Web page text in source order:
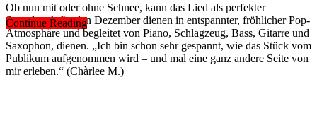
Ob nun mit oder ohne Schnee, kann das Lied als perfekter
Soundtrack für den Dezember dienen in entspannter, fröhlicher Pop-
Atmosphäre und begleitet von Piano, Schlagzeug, Bass, Gitarre und
Saxophon, dienen. „Ich bin schon sehr gespannt, wie das Stück vom
Publikum aufgenommen wird – und mal eine ganz andere Seite von
mir erleben.“ (Chàrlee M.)
Continue Reading